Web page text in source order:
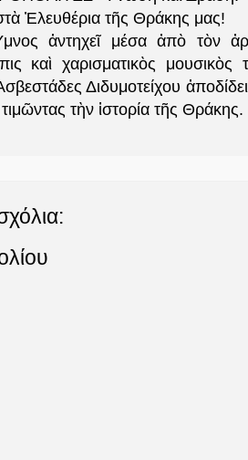
Ἐλευθέρια τῆς Θράκης μας!
ἀντηχεῖ μέσα ἀπὸ τὸν
καὶ χαρισματικὸς
Διδυμοτείχου
τὴν ἱστορία τῆς Θράκης.